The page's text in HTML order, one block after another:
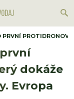
PRVNÍ
dokáže
Evropa